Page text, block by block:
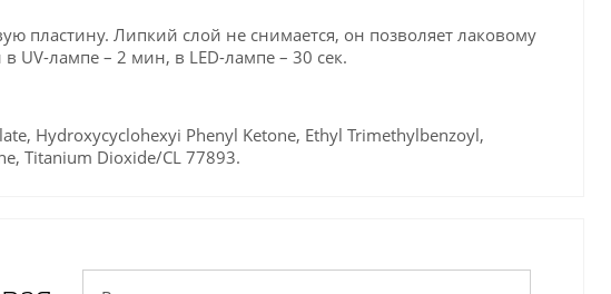
пластину. Липкий слой не снимается, он позволяет лаковому
UV-лампе – 2 мин, в LED-лампе – 30 сек.
Hydroxycyclohexyi Phenyl Ketone, Ethyl Trimethylbenzoyl,
Titanium Dioxide/CL 77893.